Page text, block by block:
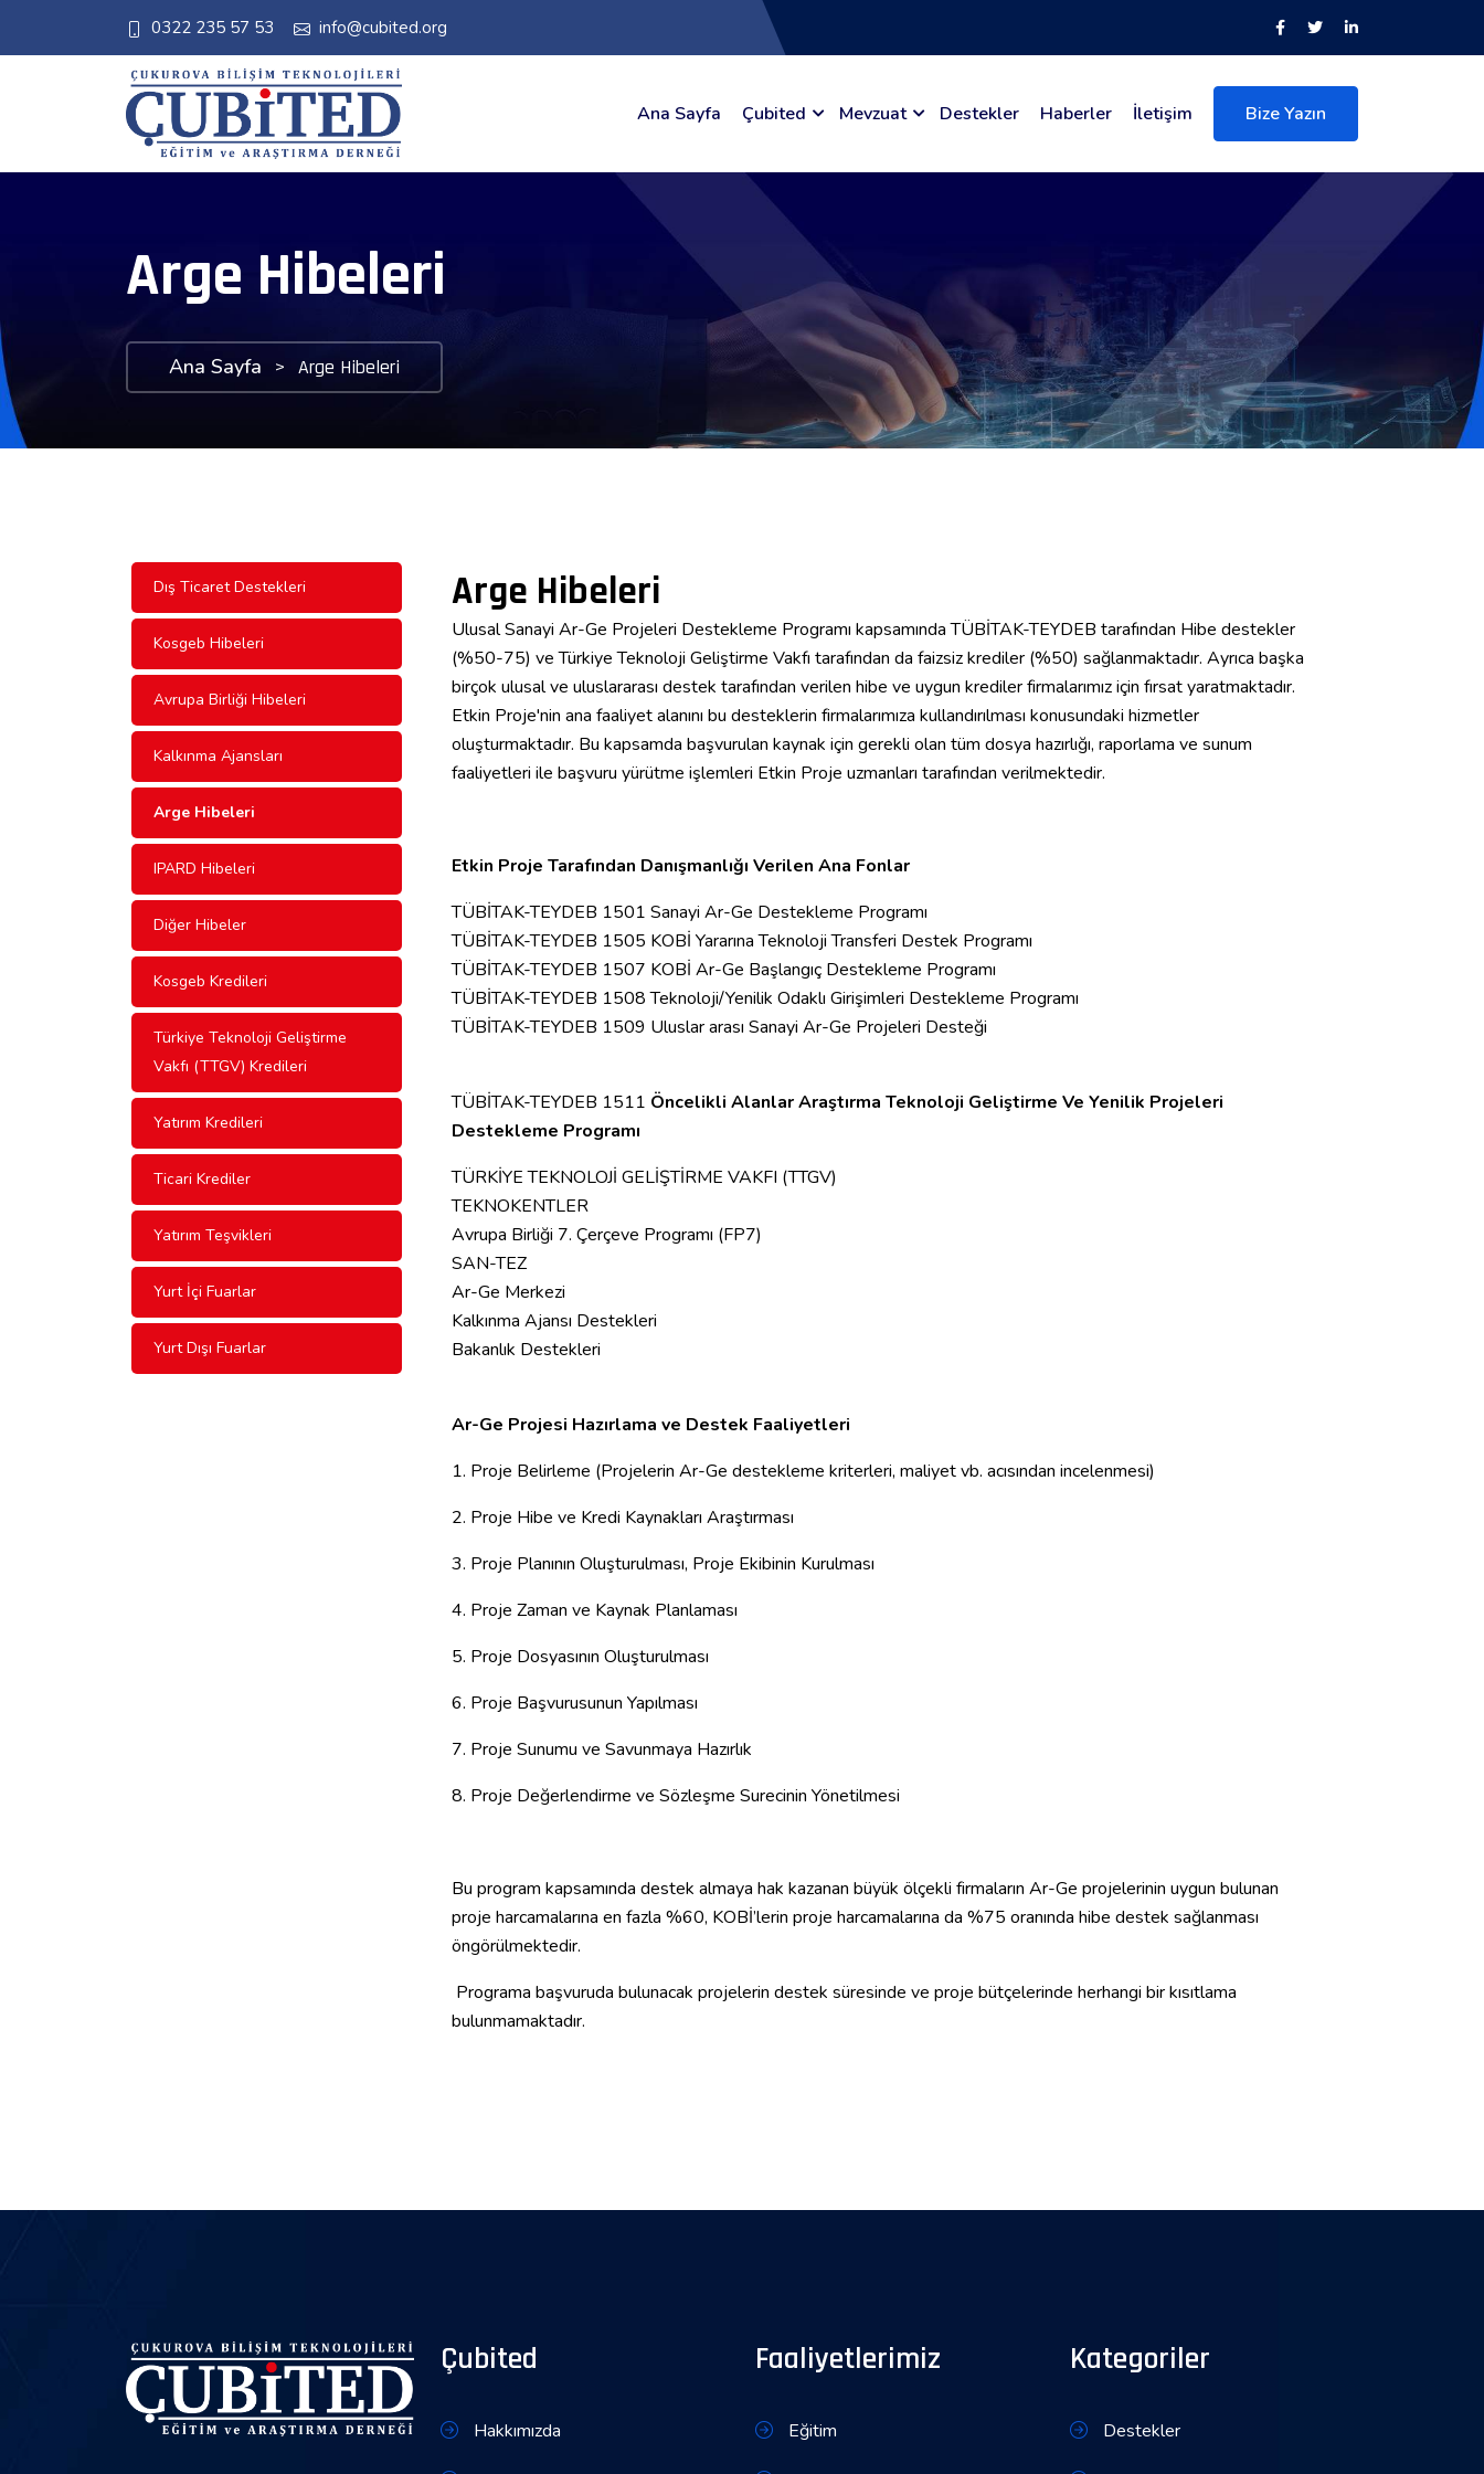
0322 235 57 53 info@cubited.org
Ana Sayfa Çubited Mevzuat Destekler Haberler İletişim Bize Yazın
Arge Hibeleri
Ana Sayfa > Arge Hibeleri
Dış Ticaret Destekleri
Kosgeb Hibeleri
Avrupa Birliği Hibeleri
Kalkınma Ajansları
Arge Hibeleri
IPARD Hibeleri
Diğer Hibeler
Kosgeb Kredileri
Türkiye Teknoloji Geliştirme
Vakfı (TTGV) Kredileri
Yatırım Kredileri
Ticari Krediler
Yatırım Teşvikleri
Yurt İçi Fuarlar
Yurt Dışı Fuarlar
Arge Hibeleri
Ulusal Sanayi Ar-Ge Projeleri Destekleme Programı kapsamında TÜBİTAK-TEYDEB tarafından Hibe destekler
(%50-75) ve Türkiye Teknoloji Geliştirme Vakfı tarafından da faizsiz krediler (%50) sağlanmaktadır. Ayrıca başka
birçok ulusal ve uluslararası destek tarafından verilen hibe ve uygun krediler firmalarımız için fırsat yaratmaktadır.
Etkin Proje'nin ana faaliyet alanını bu desteklerin firmalarımıza kullandırılması konusundaki hizmetler
oluşturmaktadır. Bu kapsamda başvurulan kaynak için gerekli olan tüm dosya hazırlığı, raporlama ve sunum
faaliyetleri ile başvuru yürütme işlemleri Etkin Proje uzmanları tarafından verilmektedir.
Etkin Proje Tarafından Danışmanlığı Verilen Ana Fonlar
TÜBİTAK-TEYDEB 1501 Sanayi Ar-Ge Destekleme Programı
TÜBİTAK-TEYDEB 1505 KOBİ Yararına Teknoloji Transferi Destek Programı
TÜBİTAK-TEYDEB 1507 KOBİ Ar-Ge Başlangıç Destekleme Programı
TÜBİTAK-TEYDEB 1508 Teknoloji/Yenilik Odaklı Girişimleri Destekleme Programı
TÜBİTAK-TEYDEB 1509 Uluslar arası Sanayi Ar-Ge Projeleri Desteği
TÜBİTAK-TEYDEB 1511 Öncelikli Alanlar Araştırma Teknoloji Geliştirme Ve Yenilik Projeleri
Destekleme Programı
TÜRKİYE TEKNOLOJİ GELİŞTİRME VAKFI (TTGV)
TEKNOKENTLER
Avrupa Birliği 7. Çerçeve Programı (FP7)
SAN-TEZ
Ar-Ge Merkezi
Kalkınma Ajansı Destekleri
Bakanlık Destekleri
Ar-Ge Projesi Hazırlama ve Destek Faaliyetleri
1. Proje Belirleme (Projelerin Ar-Ge destekleme kriterleri, maliyet vb. acısından incelenmesi)
2. Proje Hibe ve Kredi Kaynakları Araştırması
3. Proje Planının Oluşturulması, Proje Ekibinin Kurulması
4. Proje Zaman ve Kaynak Planlaması
5. Proje Dosyasının Oluşturulması
6. Proje Başvurusunun Yapılması
7. Proje Sunumu ve Savunmaya Hazırlık
8. Proje Değerlendirme ve Sözleşme Surecinin Yönetilmesi
Bu program kapsamında destek almaya hak kazanan büyük ölçekli firmaların Ar-Ge projelerinin uygun bulunan
proje harcamalarına en fazla %60, KOBİ’lerin proje harcamalarına da %75 oranında hibe destek sağlanması
öngörülmektedir.
Programa başvuruda bulunacak projelerin destek süresinde ve proje bütçelerinde herhangi bir kısıtlama
bulunmamaktadır.
Çubited
Hakkımızda
Faaliyetlerimiz
Eğitim
Kategoriler
Destekler